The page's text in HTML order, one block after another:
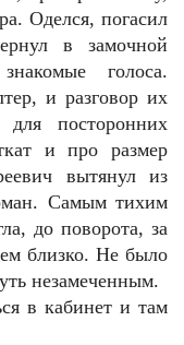
Оделся, погасил
в замочной
голоса.
и разговор их
для посторонних
и про размер
вытянул из
Самым тихим
до поворота, за
близко. Не было
незамеченным.
в кабинет и там